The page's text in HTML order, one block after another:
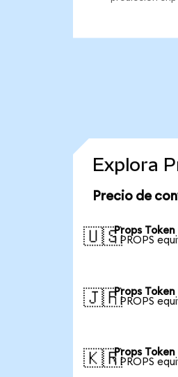
Explora
Precio de
🇺🇸Props
1 PROPS
🇯🇵Props
1 PROPS
🇰🇷Props
1 PROPS